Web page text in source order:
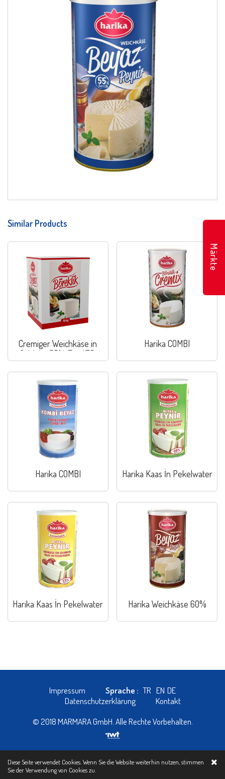
Similar Products
Cremiger Weichkäse in
Salzlake 55% Fett I.TR.
Harika COMBI
Harika COMBI Harika Kaas İn Pekelwater
Harika Kaas İn Pekelwater Harika Weichkäse 60%
Impressum Sprache : TR EN DE
Datenschutzerklärung
Kontakt
© 2018 MARMARA GmbH. Alle Rechte Vorbehalten.
Diese Seite verwendet Cookies. Wenn Sie die Website weiterhin nutzen, stimmen
Sie der Verwendung von Cookies zu.
Märkte